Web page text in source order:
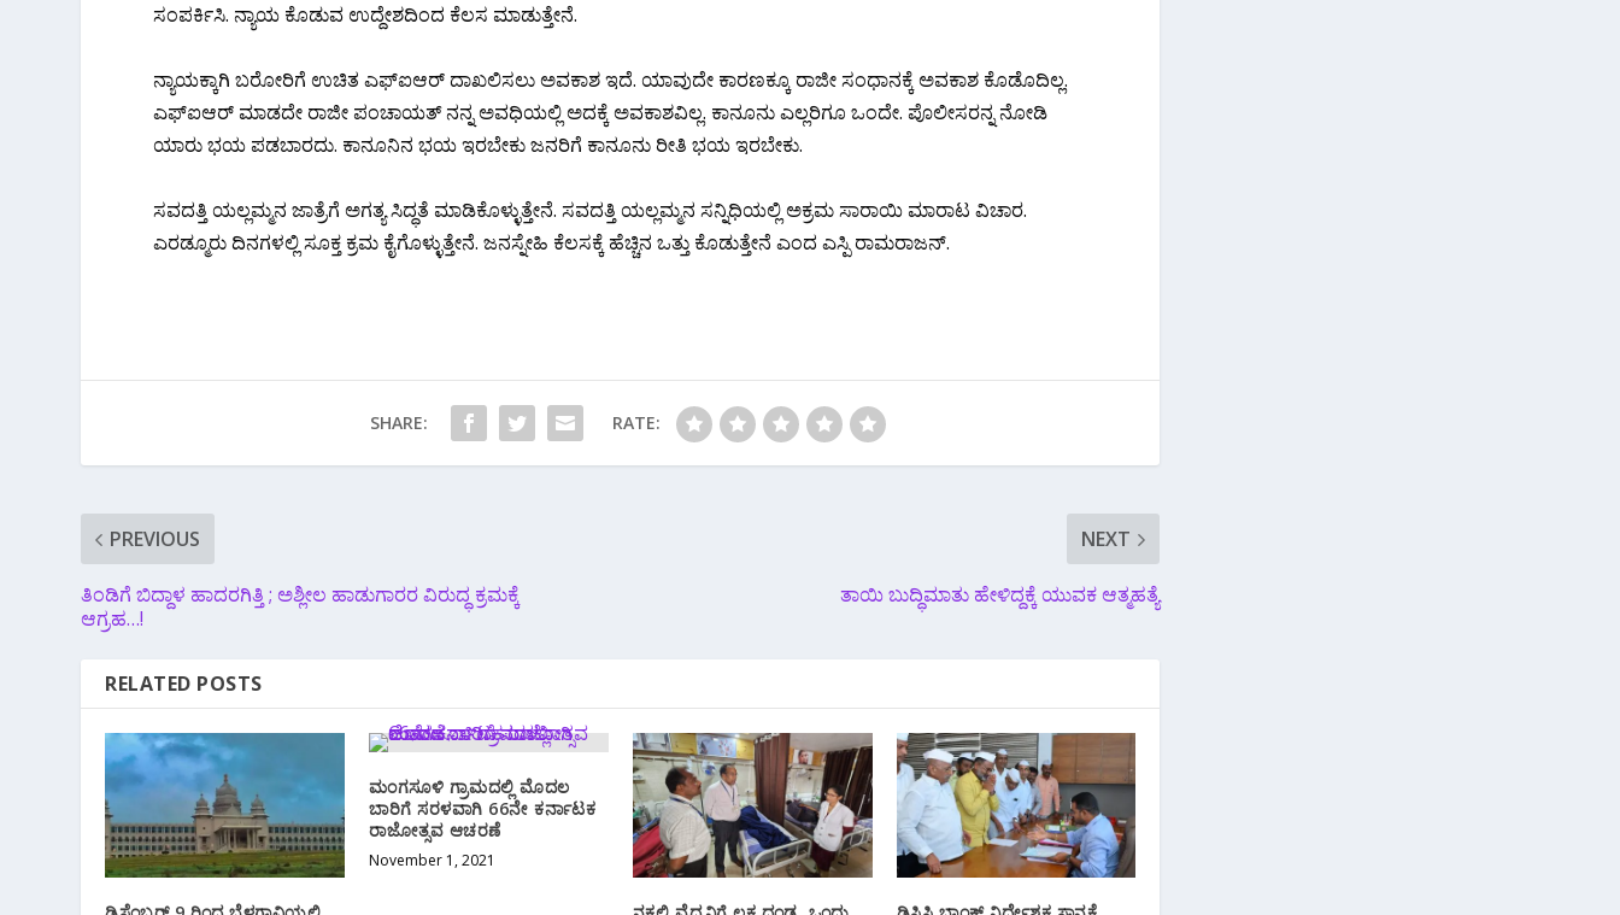
ಸಂಪರ್ಕಿಸಿ. ನ್ಯಾಯ ಕೊಡುವ ಉದ್ದೇಶದಿಂದ ಕೆಲಸ ಮಾಡುತ್ತೇನೆ.
ನ್ಯಾಯಕ್ಕಾಗಿ ಬರೋರಿಗೆ ಉಚಿತ ಎಫ್ಐಆರ್ ದಾಖಲಿಸಲು ಅವಕಾಶ ಇದೆ. ಯಾವುದೇ ಕಾರಣಕ್ಕೂ ರಾಜೀ ಸಂಧಾನಕ್ಕೆ ಅವಕಾಶ ಕೊಡೊದಿಲ್ಲ.
ಎಫ್ಐಆರ್ ಮಾಡದೇ ರಾಜೀ ಪಂಚಾಯತ್ ನನ್ನ ಅವಧಿಯಲ್ಲಿ ಅದಕ್ಕೆ ಅವಕಾಶವಿಲ್ಲ. ಕಾನೂನು ಎಲ್ಲರಿಗೂ ಒಂದೇ. ಪೊಲೀಸರನ್ನ ನೋಡಿ
ಯಾರು ಭಯ ಪಡಬಾರದು. ಕಾನೂನಿನ ಭಯ ಇರಬೇಕು ಜನರಿಗೆ ಕಾನೂನು ರೀತಿ ಭಯ ಇರಬೇಕು.
ಸವದತ್ತಿ ಯಲ್ಲಮ್ಮನ ಜಾತ್ರೆಗೆ ಅಗತ್ಯ ಸಿದ್ಧತೆ ಮಾಡಿಕೊಳ್ಳುತ್ತೇನೆ. ಸವದತ್ತಿ ಯಲ್ಲಮ್ಮನ ಸನ್ನಿಧಿಯಲ್ಲಿ ಅಕ್ರಮ ಸಾರಾಯಿ ಮಾರಾಟ ವಿಚಾರ.
ಎರಡ್ಮೂರು ದಿನಗಳಲ್ಲಿ ಸೂಕ್ತ ಕ್ರಮ ಕೈಗೊಳ್ಳುತ್ತೇನೆ. ಜನಸ್ನೇಹಿ ಕೆಲಸಕ್ಕೆ ಹೆಚ್ಚಿನ ಒತ್ತು ಕೊಡುತ್ತೇನೆ ಎಂದ ಎಸ್ಪಿ ರಾಮರಾಜನ್.
SHARE: RATE:
PREVIOUS
ತಿಂಡಿಗೆ ಬಿದ್ದಾಳ ಹಾದರಗಿತ್ತಿ ; ಅಶ್ಲೀಲ ಹಾಡುಗಾರರ ವಿರುದ್ಧ ಕ್ರಮಕ್ಕೆ
ಆಗ್ರಹ…!
NEXT
ತಾಯಿ ಬುದ್ಧಿಮಾತು ಹೇಳಿದ್ದಕ್ಕೆ ಯುವಕ ಆತ್ಮಹತ್ಯೆ
RELATED POSTS
ಮಂಗಸೂಳಿ ಗ್ರಾಮದಲ್ಲಿ ಮೊದಲ
ಬಾರಿಗೆ ಸರಳವಾಗಿ 66ನೇ ಕರ್ನಾಟಕ
ರಾಜೋತ್ಸವ ಆಚರಣೆ
November 1, 2021